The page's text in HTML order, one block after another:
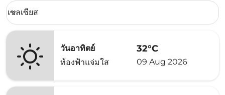
Weather unit option เซลเซียส Selected
เซลเซียส
keyboard_arrow_down
วันอาทิตย์
ท้องฟ้าแจ่มใส
32°C
09 Aug 2026